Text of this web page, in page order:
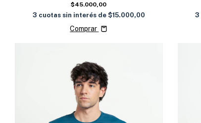
$45.000,00
3 cuotas sin interés de $15.000,00
Comprar
3